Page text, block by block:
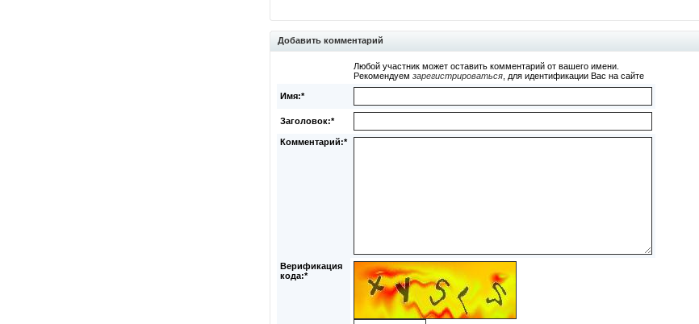
Добавить комментарий
Любой участник может оставить комментарий от вашего имени.
Рекомендуем зарегистрироваться , для идентификации Вас на сайте
Имя:*
Заголовок:*
Комментарий:*
Верификация
кода:*